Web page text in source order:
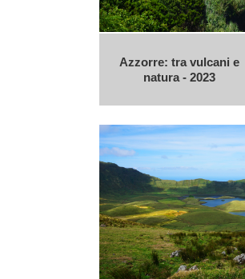
Azzorre: tra vulcani e
natura - 2023